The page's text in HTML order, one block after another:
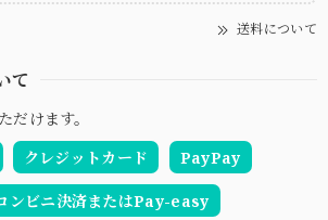
送料について
て
だけます。
クレジットカード PayPay
ンビニ決済またはPay-easy